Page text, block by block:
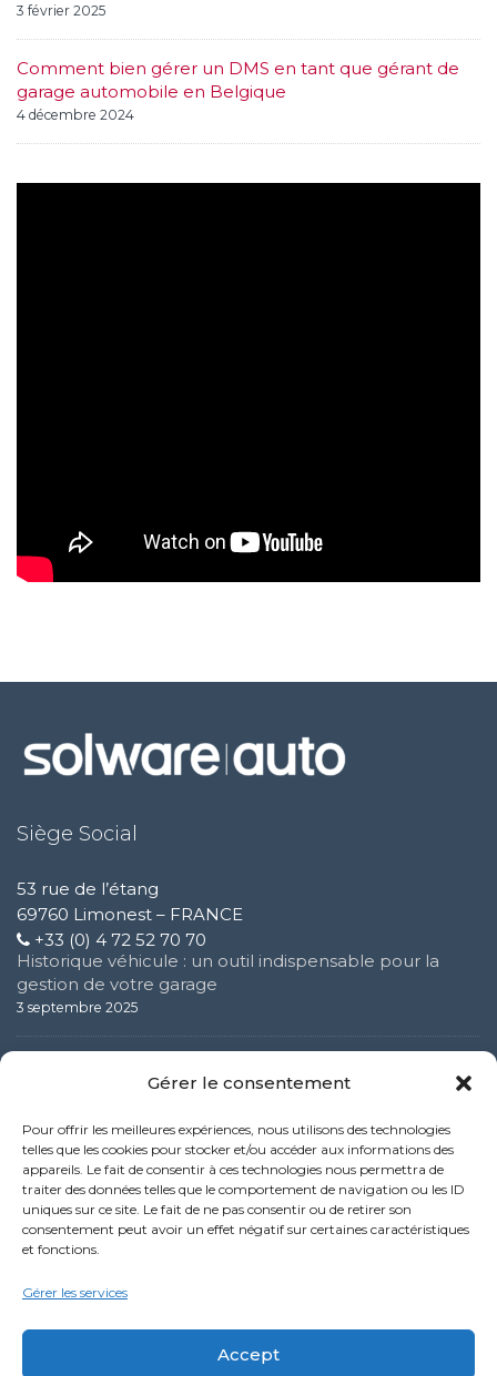
Gérer le consentement
Pour offrir les meilleures expériences, nous utilisons des technologies
telles que les cookies pour stocker et/ou accéder aux informations des
appareils. Le fait de consentir à ces technologies nous permettra de
traiter des données telles que le comportement de navigation ou les ID
uniques sur ce site. Le fait de ne pas consentir ou de retirer son
consentement peut avoir un effet négatif sur certaines caractéristiques
et fonctions.
Gérer les services
Accept
3 février 2025
Comment bien gérer un DMS en tant que gérant de
garage automobile en Belgique
4 décembre 2024
Siège Social
53 rue de l’étang
69760 Limonest – FRANCE
+33 (0) 4 72 52 70 70
Historique véhicule : un outil indispensable pour la
gestion de votre garage
3 septembre 2025
événement clé pour les professionnels de
3 février 2025
Comment bien gérer un DMS en tant que gérant de
garage automobile en Belgique
4 décembre 2024
Politique de confidentialité
Mentions légales